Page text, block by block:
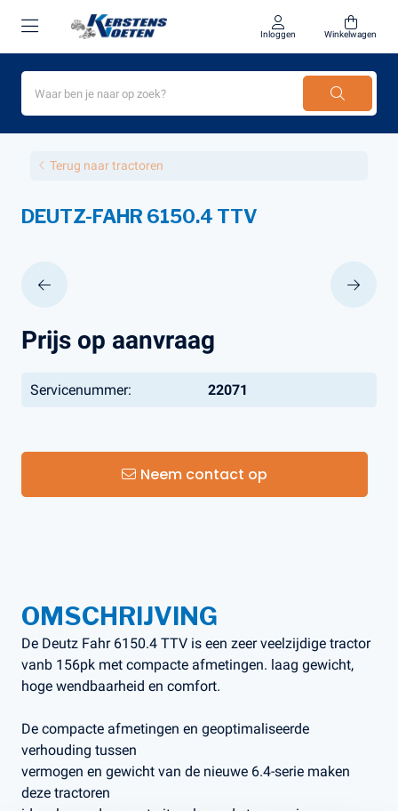
Inloggen Winkelwagen
Terug naar tractoren
DEUTZ-FAHR 6150.4 TTV
Prijs op aanvraag
Servicenummer: 22071
Neem contact op
OMSCHRIJVING
De Deutz Fahr 6150.4 TTV is een zeer veelzijdige tractor
vanb 156pk met compacte afmetingen. laag gewicht,
hoge wendbaarheid en comfort.
De compacte afmetingen en geoptimaliseerde
verhouding tussen
vermogen en gewicht van de nieuwe 6.4-serie maken
deze tractoren